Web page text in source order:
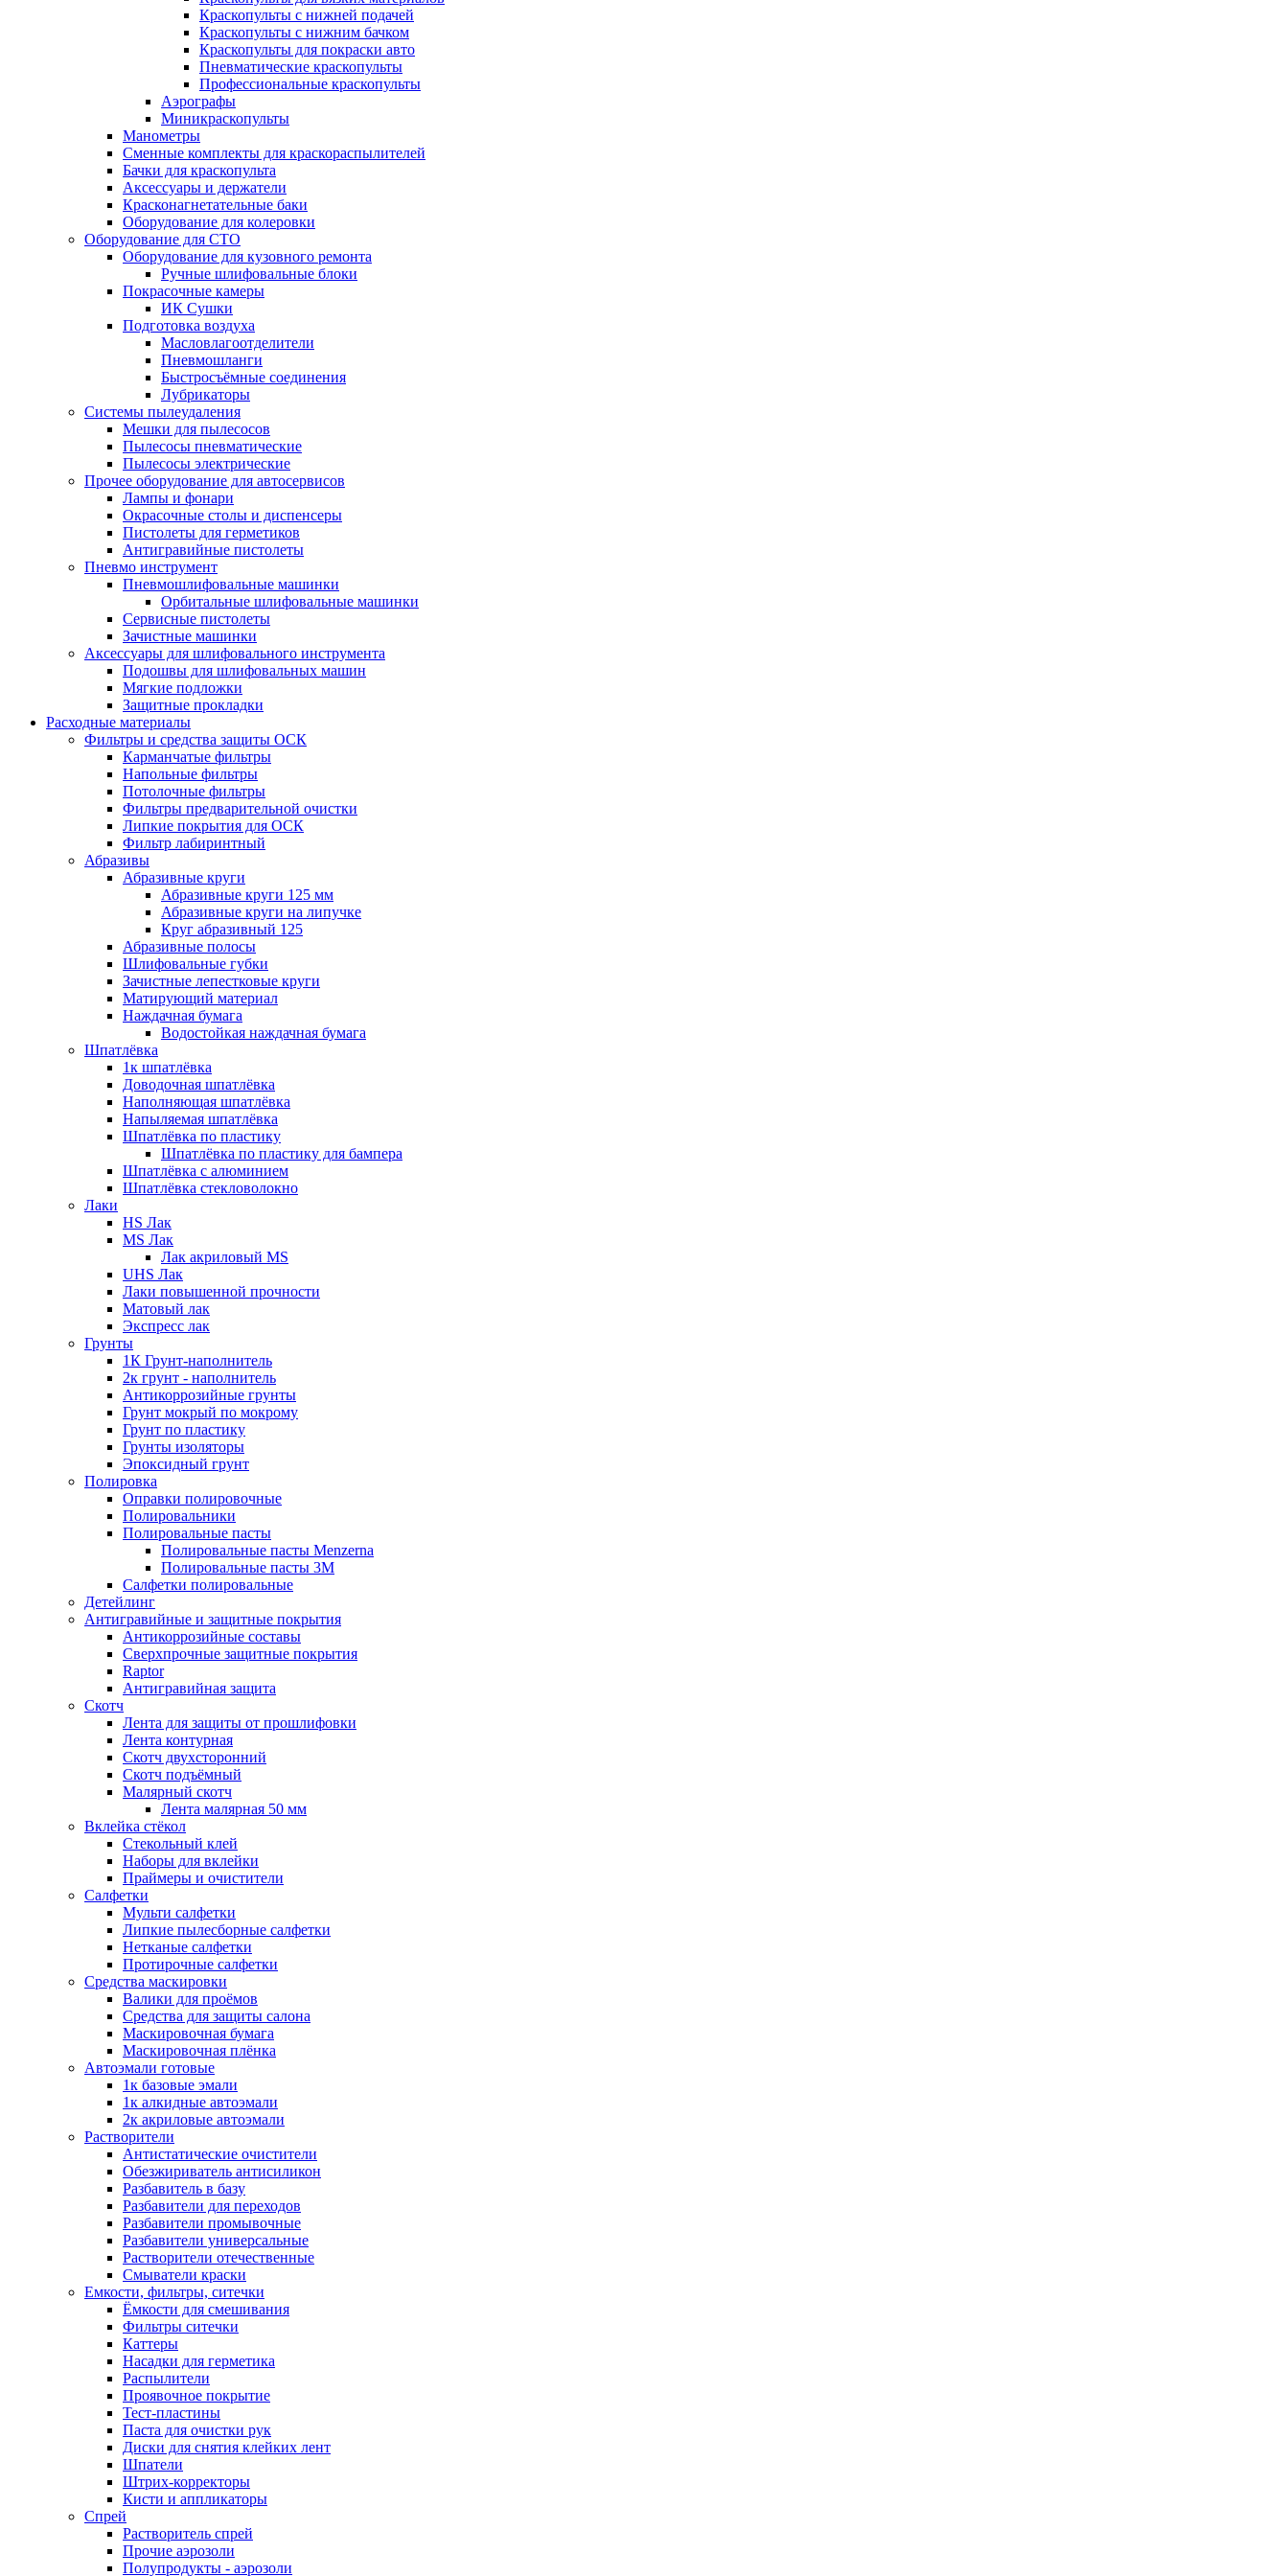
Краскопульты с нижней подачей
Краскопульты с нижним бачком
Краскопульты для покраски авто
Пневматические краскопульты
Профессиональные краскопульты
Аэрографы
Миникраскопульты
Манометры
Сменные комплекты для краскораспылителей
Бачки для краскопульта
Аксессуары и держатели
Красконагнетательные баки
Оборудование для колеровки
Оборудование для СТО
Оборудование для кузовного ремонта
Ручные шлифовальные блоки
Покрасочные камеры
ИК Сушки
Подготовка воздуха
Масловлагоотделители
Пневмошланги
Быстросъёмные соединения
Лубрикаторы
Системы пылеудаления
Мешки для пылесосов
Пылесосы пневматические
Пылесосы электрические
Прочее оборудование для автосервисов
Лампы и фонари
Окрасочные столы и диспенсеры
Пистолеты для герметиков
Антигравийные пистолеты
Пневмо инструмент
Пневмошлифовальные машинки
Орбитальные шлифовальные машинки
Сервисные пистолеты
Зачистные машинки
Аксессуары для шлифовального инструмента
Подошвы для шлифовальных машин
Мягкие подложки
Защитные прокладки
Расходные материалы
Фильтры и средства защиты ОСК
Карманчатые фильтры
Напольные фильтры
Потолочные фильтры
Фильтры предварительной очистки
Липкие покрытия для ОСК
Фильтр лабиринтный
Абразивы
Абразивные круги
Абразивные круги 125 мм
Абразивные круги на липучке
Круг абразивный 125
Абразивные полосы
Шлифовальные губки
Зачистные лепестковые круги
Матирующий материал
Наждачная бумага
Водостойкая наждачная бумага
Шпатлёвка
1к шпатлёвка
Доводочная шпатлёвка
Наполняющая шпатлёвка
Напыляемая шпатлёвка
Шпатлёвка по пластику
Шпатлёвка по пластику для бампера
Шпатлёвка с алюминием
Шпатлёвка стекловолокно
Лаки
HS Лак
MS Лак
Лак акриловый MS
UHS Лак
Лаки повышенной прочности
Матовый лак
Экспресс лак
Грунты
1К Грунт-наполнитель
2к грунт - наполнитель
Антикоррозийные грунты
Грунт мокрый по мокрому
Грунт по пластику
Грунты изоляторы
Эпоксидный грунт
Полировка
Оправки полировочные
Полировальники
Полировальные пасты
Полировальные пасты Menzerna
Полировальные пасты 3M
Салфетки полировальные
Детейлинг
Антигравийные и защитные покрытия
Антикоррозийные составы
Сверхпрочные защитные покрытия
Raptor
Антигравийная защита
Скотч
Лента для защиты от прошлифовки
Лента контурная
Скотч двухсторонний
Скотч подъёмный
Малярный скотч
Лента малярная 50 мм
Вклейка стёкол
Стекольный клей
Наборы для вклейки
Праймеры и очистители
Салфетки
Мульти салфетки
Липкие пылесборные салфетки
Нетканые салфетки
Протирочные салфетки
Средства маскировки
Валики для проёмов
Средства для защиты салона
Маскировочная бумага
Маскировочная плёнка
Автоэмали готовые
1к базовые эмали
1к алкидные автоэмали
2к акриловые автоэмали
Растворители
Антистатические очистители
Обезжириватель антисиликон
Разбавитель в базу
Разбавители для переходов
Разбавители промывочные
Разбавители универсальные
Растворители отечественные
Смыватели краски
Емкости, фильтры, ситечки
Ёмкости для смешивания
Фильтры ситечки
Каттеры
Насадки для герметика
Распылители
Проявочное покрытие
Тест-пластины
Паста для очистки рук
Диски для снятия клейких лент
Шпатели
Штрих-корректоры
Кисти и аппликаторы
Спрей
Растворитель спрей
Прочие аэрозоли
Полупродукты - аэрозоли